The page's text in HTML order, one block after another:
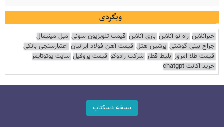
وبگردی
خبرآنلاین راه نو آنلاین بازی آنلاین قیمت تلویزیون سونی مبل مینیمال
جراح بینی گوشتی پرشین هتل قیمت آهن فولاد ایرانیان اعتبارسنجی بانکی
قیمت طلا امروز بلیط قطار شرکت رادوکو قیمت پروفیل سایت یوتوتایمز
خرید اکانت chatgpt
نسخه دسکتاپ